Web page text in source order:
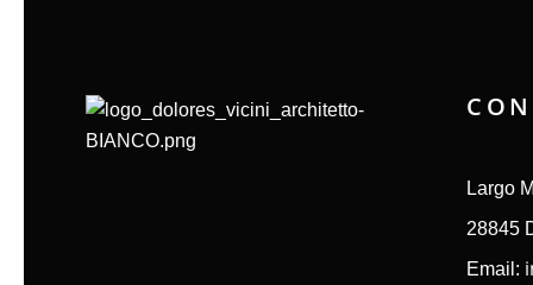
Largo
28845
Email: